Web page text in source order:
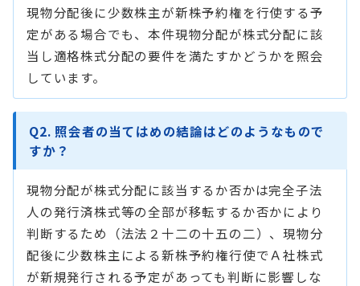
現物分配後に少数株主が新株予約権を行使する予
定がある場合でも、本件現物分配が株式分配に該
当し適格株式分配の要件を満たすかどうかを照会
しています。
Q2. 照会者の当てはめの結論はどのようなもので
すか？
現物分配が株式分配に該当するか否かは完全子法
人の発行済株式等の全部が移転するか否かにより
判断するため（法法２十二の十五の二）、現物分
配後に少数株主による新株予約権行使でＡ社株式
が新規発行される予定があっても判断に影響しな